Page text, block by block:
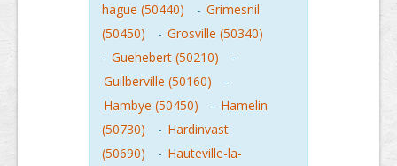
hague (50440)
- Grimesnil
(50450)
- Grosville (50340)
- Guehebert (50210)
-
Guilberville (50160)
-
Hambye (50450)
- Hamelin
(50730)
- Hardinvast
(50690)
- Hauteville-la-